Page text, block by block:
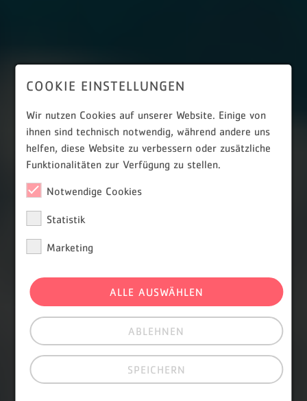
COOKIE EINSTELLUNGEN
Wir nutzen Cookies auf unserer Website. Einige von
ihnen sind technisch notwendig, während andere uns
helfen, diese Website zu verbessern oder zusätzliche
Funktionalitäten zur Verfügung zu stellen.
Notwendige Cookies
Statistik
Marketing
ALLE AUSWÄHLEN
ABLEHNEN
SPEICHERN